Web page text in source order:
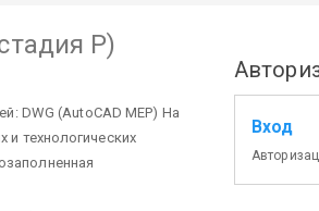
Р)
DWG (AutoCAD MEP) На
технологических
Вход